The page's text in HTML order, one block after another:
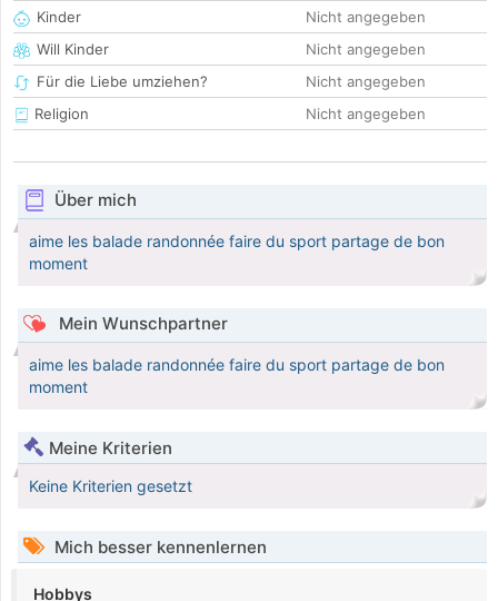
Kinder
Nicht angegeben
Will Kinder
Nicht angegeben
Für die Liebe umziehen?
Nicht angegeben
Religion
Nicht angegeben
Über mich
aime les balade randonnée faire du sport partage de bon
moment
Mein Wunschpartner
aime les balade randonnée faire du sport partage de bon
moment
Meine Kriterien
Keine Kriterien gesetzt
Mich besser kennenlernen
Hobbys